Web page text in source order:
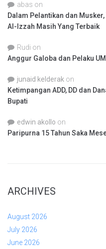
abas on
Dalam Pelantikan dan
Al-Izzah Masih Yang Terbaik
Rudi on
Anggur Galoba dan Pelaku
junaid kelderak on
Ketimpangan ADD, DD dan
Bupati
edwin akollo on
Paripurna 15 Tahun Saka
ARCHIVES
August 2026
July 2026
June 2026